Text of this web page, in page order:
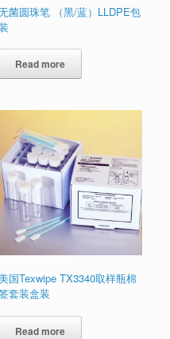
菌圆珠笔 （黑/蓝）LLDPE包
Read more
国Texwipe TX3340取样瓶棉
套装盒装
Read more